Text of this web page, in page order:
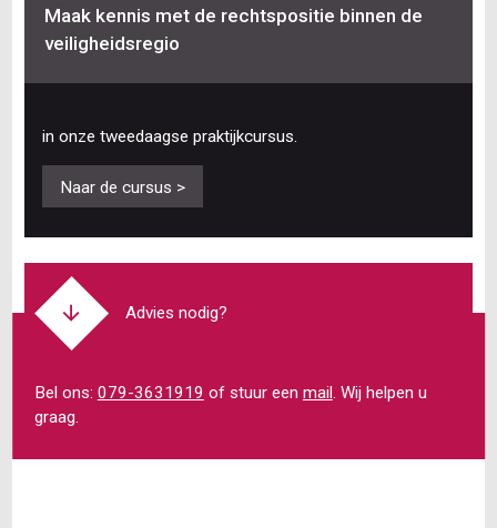
Maak kennis met de rechtspositie binnen de
veiligheidsregio
in onze tweedaagse praktijkcursus.
Naar de cursus >
Advies nodig?
Bel ons: 079-3631919 of stuur een mail. Wij helpen u
graag.